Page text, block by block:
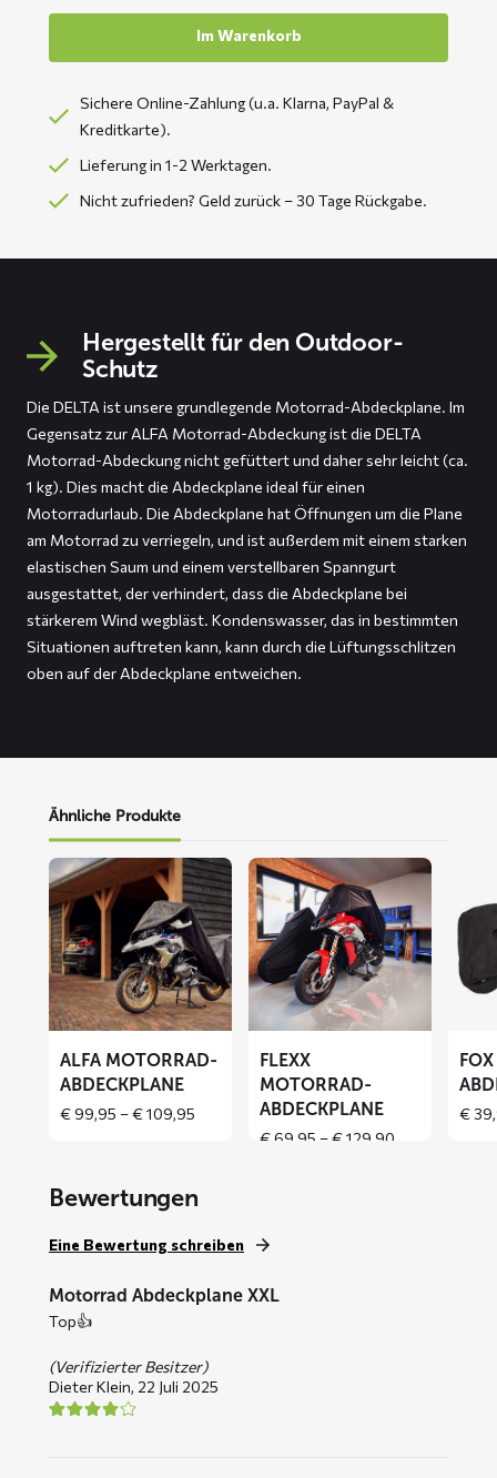
Im Warenkorb
Sichere Online-Zahlung (u.a. Klarna, PayPal &
Kreditkarte).
Lieferung in 1-2 Werktagen.
Nicht zufrieden? Geld zurück – 30 Tage Rückgabe.
Hergestellt für den Outdoor-
Schutz
Die DELTA ist unsere grundlegende Motorrad-Abdeckplane. Im
Gegensatz zur ALFA Motorrad-Abdeckung ist die DELTA
Motorrad-Abdeckung nicht gefüttert und daher sehr leicht (ca.
1 kg). Dies macht die Abdeckplane ideal für einen
Motorradurlaub. Die Abdeckplane hat Öffnungen um die Plane
am Motorrad zu verriegeln, und ist außerdem mit einem starken
elastischen Saum und einem verstellbaren Spanngurt
ausgestattet, der verhindert, dass die Abdeckplane bei
stärkerem Wind wegbläst. Kondenswasser, das in bestimmten
Situationen auftreten kann, kann durch die Lüftungsschlitzen
oben auf der Abdeckplane entweichen.
Ähnliche Produkte
Mehr
lesen
über
ALFA
Motorrad-
Abdeckplane
ALFA MOTORRAD-
ABDECKPLANE
€99,95 –€109,95Price
€ 109,95
Mehr
lesen
über
FLEXX
Motorrad-
Abdeckplane
FLEXX
MOTORRAD-
ABDECKPLANE
€69,95 –€129,90
über
FOX
€
Bewertungen
Eine Bewertung schreiben
Motorrad Abdeckplane XXL
Top👍
(Verifizierter Besitzer)
Dieter Klein, 22 Juli 2025